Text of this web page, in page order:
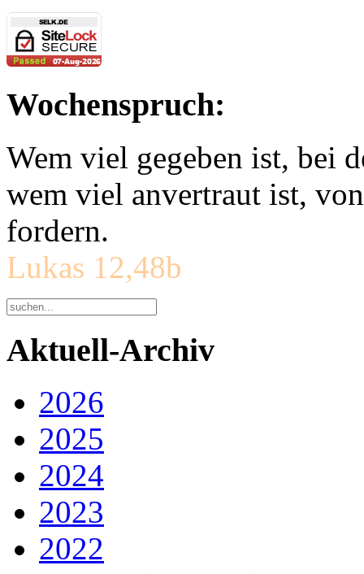
Wochenspruch:
Wem viel gegeben ist, bei
wem viel anvertraut ist,
fordern.
Lukas 12,48b
Aktuell-Archiv
2026
2025
2024
2023
2022